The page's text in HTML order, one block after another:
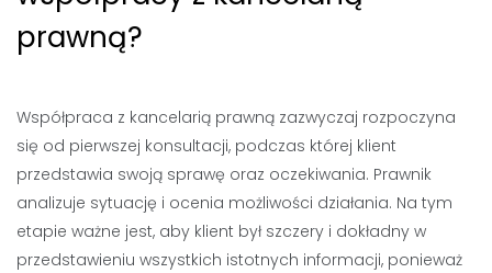
prawną?
Współpraca z kancelarią prawną zazwyczaj rozpoczyna
się od pierwszej konsultacji, podczas której klient
przedstawia swoją sprawę oraz oczekiwania. Prawnik
analizuje sytuację i ocenia możliwości działania. Na tym
etapie ważne jest, aby klient był szczery i dokładny w
przedstawieniu wszystkich istotnych informacji, ponieważ